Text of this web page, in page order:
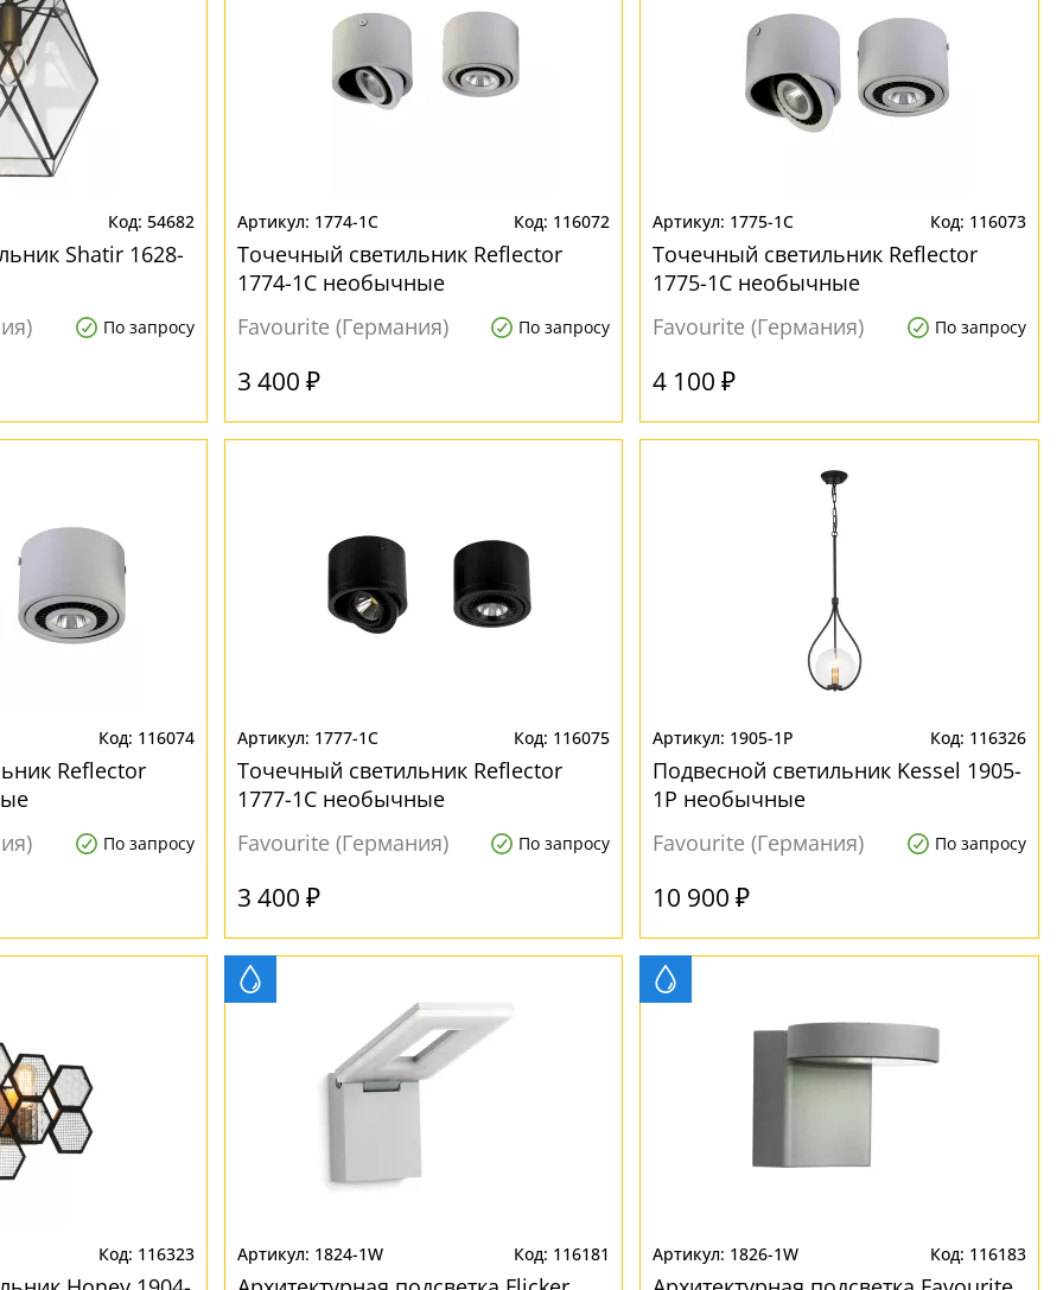
54682
Shatir 1628-
По запросу
1774-1C 116072
Точечный светильник Reflector
1774-1C необычные
Favourite (Германия)
По запросу
3 400 ₽
1775-1C 116073
Точечный светильник Reflector
1775-1C необычные
Favourite (Германия)
По запросу
4 100 ₽
116074
Reflector
По запросу
1777-1C 116075
Точечный светильник Reflector
1777-1C необычные
Favourite (Германия)
По запросу
3 400 ₽
1905-1P 116326
Подвесной светильник Kessel 1905-
1P необычные
Favourite (Германия)
По запросу
10 900 ₽
116323 1824-1W 116181 1826-1W 116183